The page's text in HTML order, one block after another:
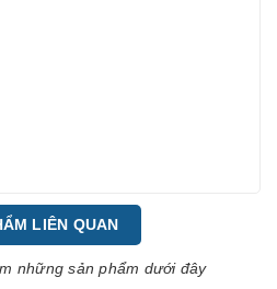
LIÊN QUAN
những sản phẩm dưới đây